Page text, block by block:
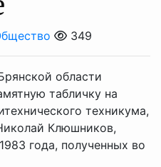
349
области
табличку на
техникума,
Клюшников,
года, полученных во